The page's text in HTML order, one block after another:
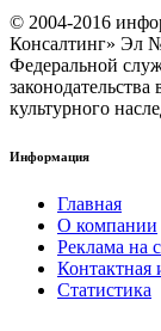
© 2004-2016
Консалтинг» Эл
Федеральной
культурного
Информация
Главная
О компании
Реклама на
Контактная
Статистика